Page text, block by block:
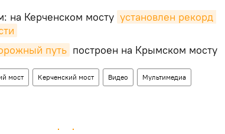
на Керченском мосту установлен рекорд
путь построен на Крымском мосту
мост Керченский мост Видео Мультимедиа